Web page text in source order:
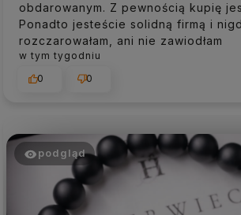
obdarowanym. Z pewnością kupię
Ponadto jesteście solidną firmą i
rozczarowałam, ani nie zawiodłam
w tym tygodniu
0
0
podgląd